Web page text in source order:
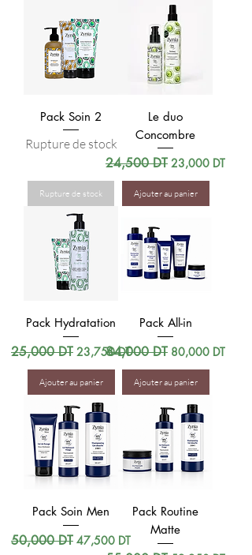
Pack Soin 2
Rupture de stock
Rupture de stock
Le duo
Concombre
Prix original
24,500 DT Prix promotionnel
23,000 DT
Ajouter au panier
Pack Hydratation
Prix original
25,000 DT Prix promotionnel
23,750 DT
Ajouter au panier
Pack All-in
Prix original
84,000 DT Prix promotionnel
80,000 DT
Ajouter au panier
Pack Soin Men
Prix original
50,000 DT Prix promotionnel
47,500 DT
Pack Routine
Matte